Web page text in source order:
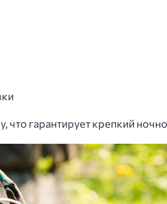
что гарантирует крепкий